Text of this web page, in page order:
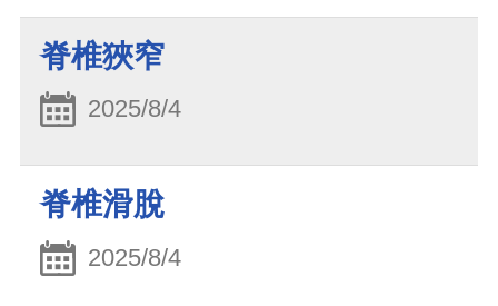
脊椎狹窄
2025/8/4
脊椎滑脫
2025/8/4